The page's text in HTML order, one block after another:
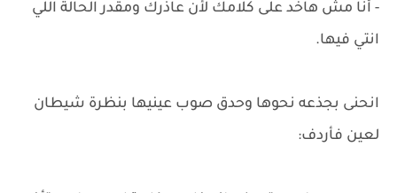
- أنا مش هاخد على كلامك لأن عاذرك ومقدر الحالة اللي
انتي فيها.
انحنى بجذعه نحوها وحدق صوب عينيها بنظرة شيطان
لعين فأردف: